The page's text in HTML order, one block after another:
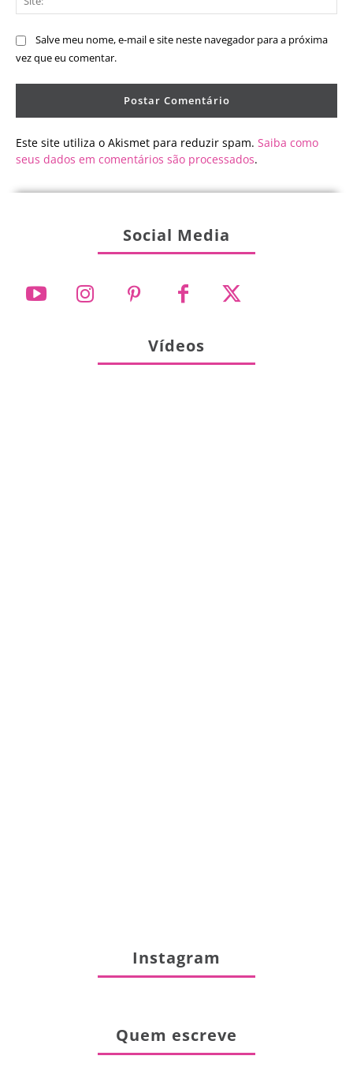
Salve meu nome, e-mail e site neste navegador para a próxima
vez que eu comentar.
Este site utiliza o Akismet para reduzir spam. Saiba como
seus dados em comentários são processados.
Social Media
Vídeos
Instagram
Quem escreve